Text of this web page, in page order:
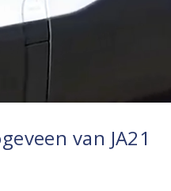
van JA21